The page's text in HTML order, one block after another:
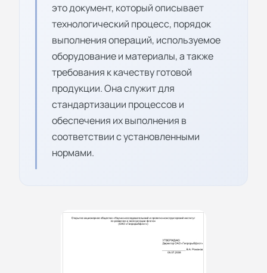
это документ, который описывает
технологический процесс, порядок
выполнения операций, используемое
оборудование и материалы, а также
требования к качеству готовой
продукции. Она служит для
стандартизации процессов и
обеспечения их выполнения в
соответствии с установленными
нормами.